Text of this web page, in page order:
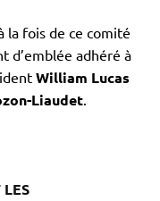
la fois de ce comité
d’emblée adhéré à
William Lucas
Liaudet.